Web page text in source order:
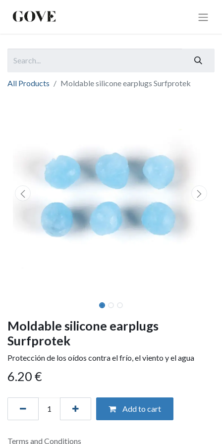
All Products Moldable silicone earplugs Surfprotek
Moldable silicone earplugs
Surfprotek
Protección de los oídos contra el frío, el viento y el agua
6.20 €
Add to cart
Terms and Conditions